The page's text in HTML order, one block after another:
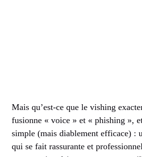
Mais qu’est-ce que le vishing
fusionne « voice » et « phishing »,
simple (mais diablement efficace) :
qui se fait rassurante et